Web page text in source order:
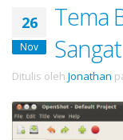
26
Nov
Tema
Ditulis oleh Jonathan